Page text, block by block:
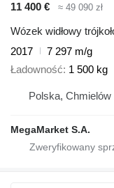
11 400 €
≈ 49 090 zł
Wózek widłowy
2017
7 297 m/g
Ładowność 1 500 kg
Polska, Chmielów
MegaMarket S.A.